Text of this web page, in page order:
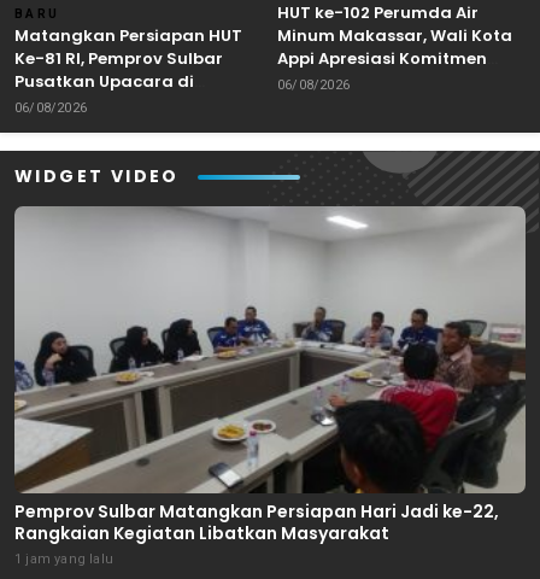
BARU
Matangkan Persiapan HUT
Ke-81 RI, Pemprov Sulbar
Pusatkan Upacara di
Lapangan Ahmad Kirang
Mamuju
06/08/2026
HUT ke-102 Perumda Air
Minum Makassar, Wali Kota
Appi Apresiasi Komitmen
Tingkatkan Pelayanan Air
06/08/2026
WIDGET VIDEO
Pemprov Sulbar Matangkan Persiapan Hari Jadi ke-22,
Rangkaian Kegiatan Libatkan Masyarakat
1 jam yang lalu